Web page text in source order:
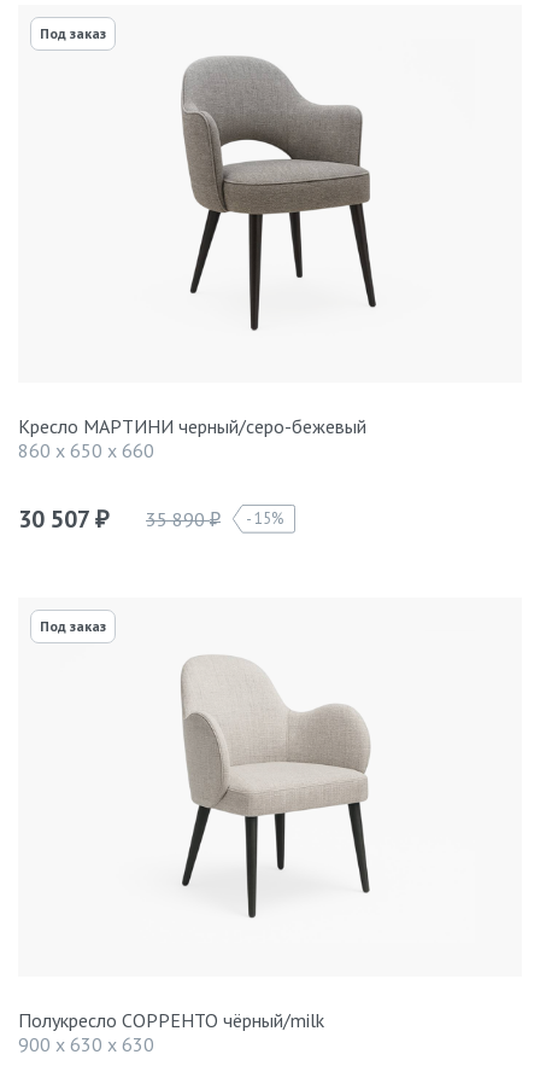
Под заказ
Кресло МАРТИНИ черный/серо-бежевый
860 x 650 x 660
30 507 ₽ 35 890₽ 15%
Под заказ
Полукресло СОРРЕНТО чёрный/milk
900 x 630 x 630